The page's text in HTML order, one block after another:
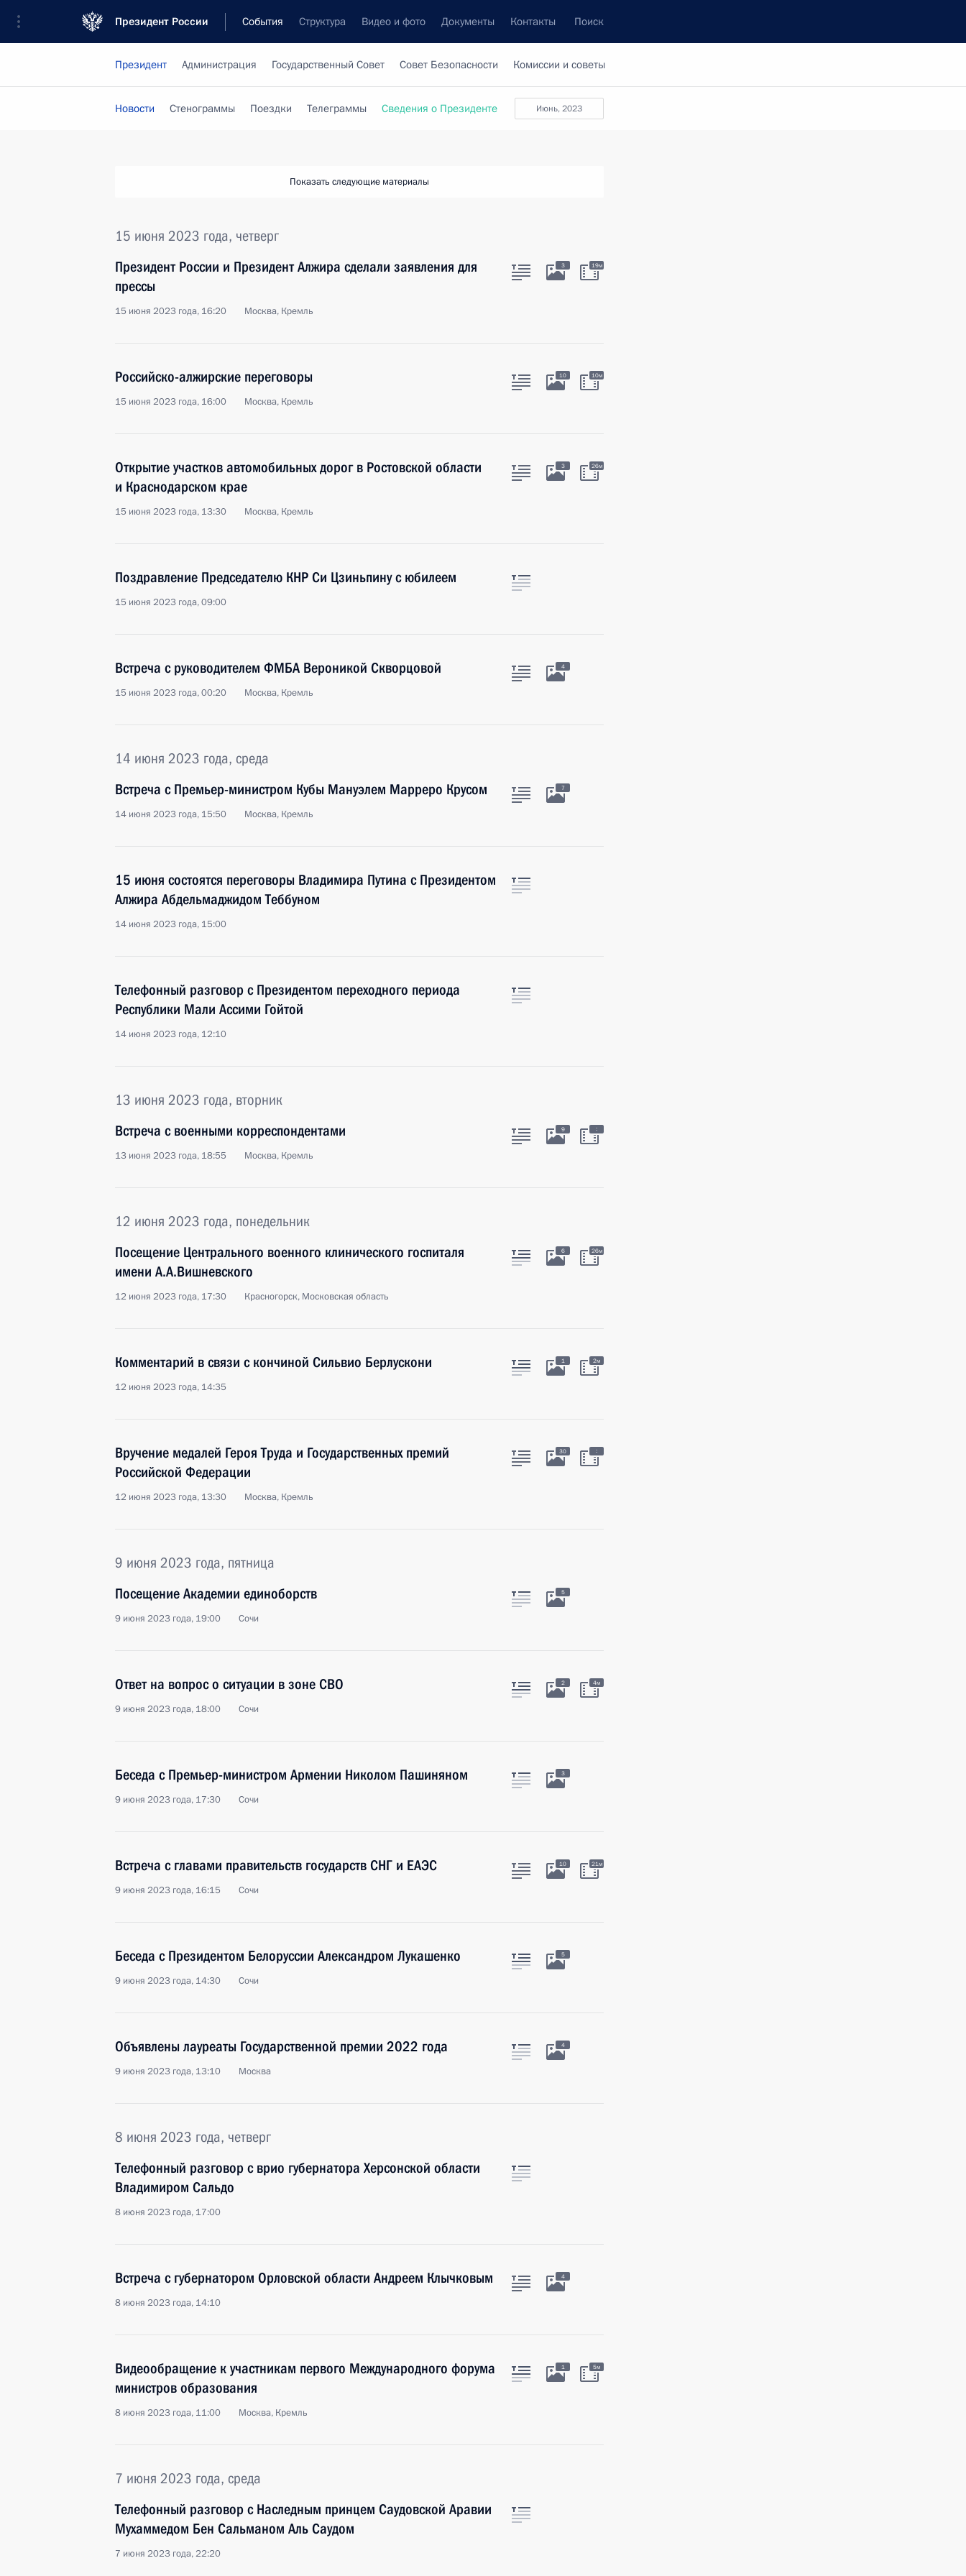
Президент России События Структура Видео и фото Документы Контакты Поиск
Президент Администрация Государственный Совет Совет Безопасности Комиссии и советы
июнь, 2023
Новости Стенограммы Поездки Телеграммы Сведения о Президенте
Показать следующие материалы
15 июня 2023 года, четверг
Президент России и Президент Алжира сделали заявления для
прессы
15 июня 2023 года, 16:20 Москва, Кремль
3 19м
Российско-алжирские переговоры
15 июня 2023 года, 16:00 Москва, Кремль
10 10м
Открытие участков автомобильных дорог в Ростовской области
и Краснодарском крае
15 июня 2023 года, 13:30 Москва, Кремль
3 26м
Поздравление Председателю КНР Си Цзиньпину с юбилеем
15 июня 2023 года, 09:00
Встреча с руководителем ФМБА Вероникой Скворцовой
15 июня 2023 года, 00:20 Москва, Кремль
4
14 июня 2023 года, среда
Встреча с Премьер-министром Кубы Мануэлем Марреро Крусом
14 июня 2023 года, 15:50 Москва, Кремль
7
15 июня состоятся переговоры Владимира Путина с Президентом
Алжира Абдельмаджидом Теббуном
14 июня 2023 года, 15:00
Телефонный разговор с Президентом переходного периода
Республики Мали Ассими Гойтой
14 июня 2023 года, 12:10
13 июня 2023 года, вторник
Встреча с военными корреспондентами
13 июня 2023 года, 18:55 Москва, Кремль
9 :
12 июня 2023 года, понедельник
Посещение Центрального военного клинического госпиталя
имени А.А.Вишневского
12 июня 2023 года, 17:30 Красногорск, Московская область
6 26м
Комментарий в связи с кончиной Сильвио Берлускони
12 июня 2023 года, 14:35
1 2м
Вручение медалей Героя Труда и Государственных премий
Российской Федерации
12 июня 2023 года, 13:30 Москва, Кремль
30 :
9 июня 2023 года, пятница
Посещение Академии единоборств
9 июня 2023 года, 19:00 Сочи
5
Ответ на вопрос о ситуации в зоне СВО
9 июня 2023 года, 18:00 Сочи
2 4м
Беседа с Премьер-министром Армении Николом Пашиняном
9 июня 2023 года, 17:30 Сочи
3
Встреча с главами правительств государств СНГ и ЕАЭС
9 июня 2023 года, 16:15 Сочи
10 21м
Беседа с Президентом Белоруссии Александром Лукашенко
9 июня 2023 года, 14:30 Сочи
5
Объявлены лауреаты Государственной премии 2022 года
9 июня 2023 года, 13:10 Москва
4
8 июня 2023 года, четверг
Телефонный разговор с врио губернатора Херсонской области
Владимиром Сальдо
8 июня 2023 года, 17:00
Встреча с губернатором Орловской области Андреем Клычковым
8 июня 2023 года, 14:10
4
Видеообращение к участникам первого Международного форума
министров образования
8 июня 2023 года, 11:00 Москва, Кремль
1 5м
7 июня 2023 года, среда
Телефонный разговор с Наследным принцем Саудовской Аравии
Мухаммедом Бен Сальманом Аль Саудом
7 июня 2023 года, 22:20